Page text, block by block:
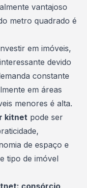
vantajoso
metro quadrado é
em imóveis,
devido
constante
em áreas
menores é alta.
kitnet pode ser
de espaço e
tipo de imóvel
consórcio